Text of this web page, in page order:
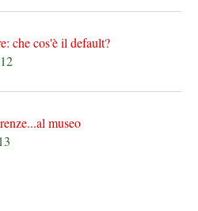
che cos'è il default?
museo